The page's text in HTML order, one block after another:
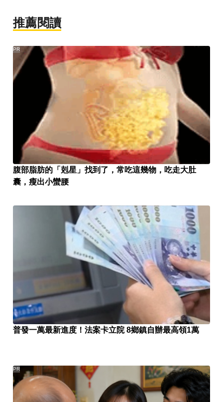
推薦閱讀
腹部脂肪的「剋星」找到了，常吃這幾物，吃走大肚
囊，瘦出小蠻腰
PR
普發一萬最新進度！法案卡立院 8鄉鎮自辦最高領1萬
PR